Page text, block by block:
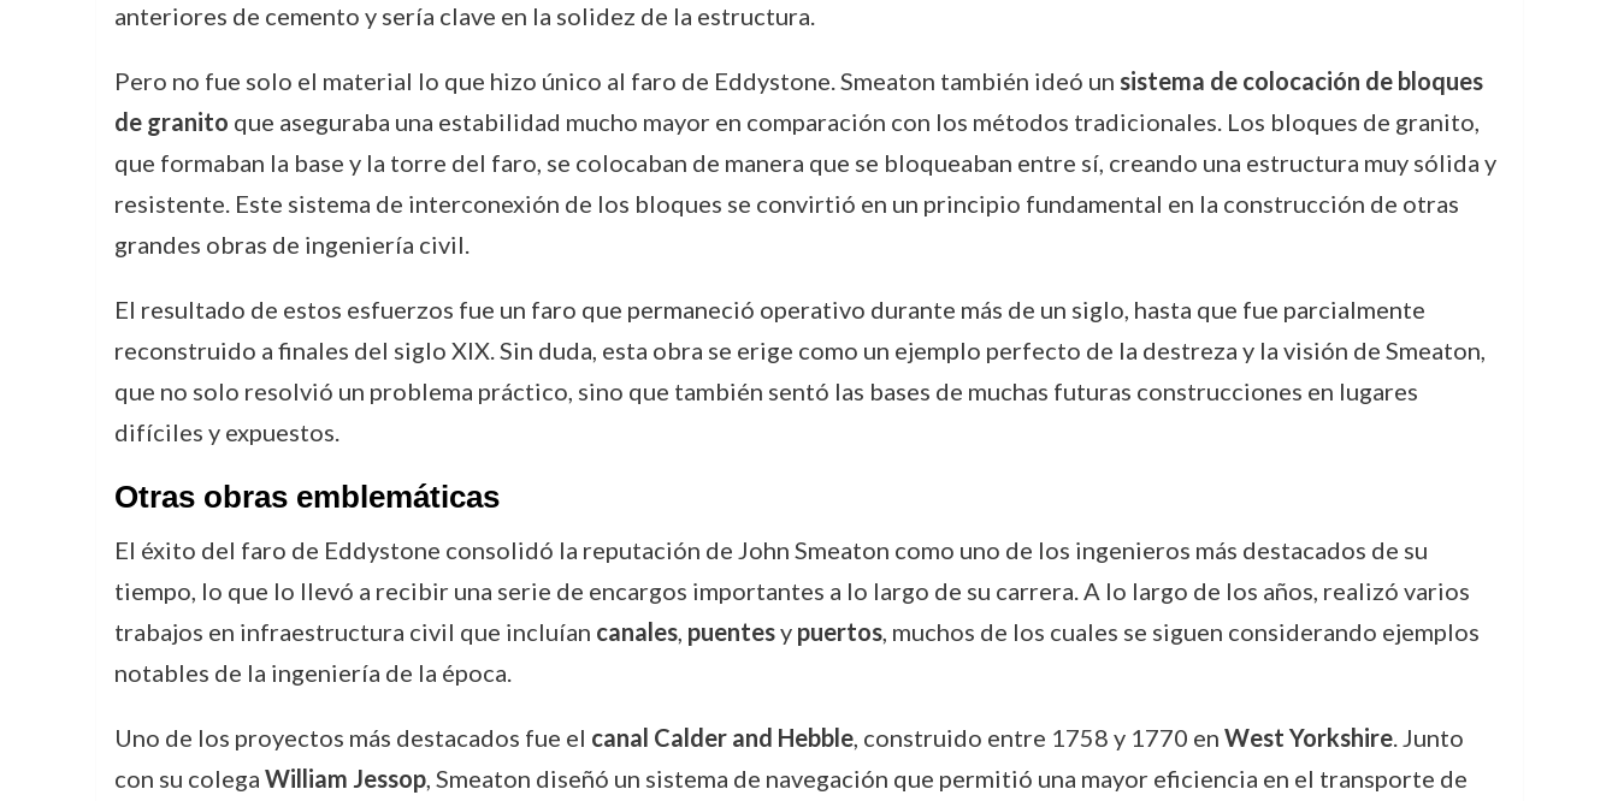
anteriores de cemento y sería clave en la solidez de la estructura.
Pero no fue solo el material lo que hizo único al faro de Eddystone. Smeaton también ideó un sistema de colocación de bloques
de granito que aseguraba una estabilidad mucho mayor en comparación con los métodos tradicionales. Los bloques de granito,
que formaban la base y la torre del faro, se colocaban de manera que se bloqueaban entre sí, creando una estructura muy sólida y
resistente. Este sistema de interconexión de los bloques se convirtió en un principio fundamental en la construcción de otras
grandes obras de ingeniería civil.
El resultado de estos esfuerzos fue un faro que permaneció operativo durante más de un siglo, hasta que fue parcialmente
reconstruido a finales del siglo XIX. Sin duda, esta obra se erige como un ejemplo perfecto de la destreza y la visión de Smeaton,
que no solo resolvió un problema práctico, sino que también sentó las bases de muchas futuras construcciones en lugares
difíciles y expuestos.
Otras obras emblemáticas
El éxito del faro de Eddystone consolidó la reputación de John Smeaton como uno de los ingenieros más destacados de su
tiempo, lo que lo llevó a recibir una serie de encargos importantes a lo largo de su carrera. A lo largo de los años, realizó varios
trabajos en infraestructura civil que incluían canales, puentesy puertos, muchos de los cuales se siguen considerando ejemplos
notables de la ingeniería de la época.
Uno de los proyectos más destacados fue el canal Calder and Hebble, construido entre 1758 y 1770 en West Yorkshire. Junto
con su colega William Jessop, Smeaton diseñó un sistema de navegación que permitió una mayor eficiencia en el transporte de